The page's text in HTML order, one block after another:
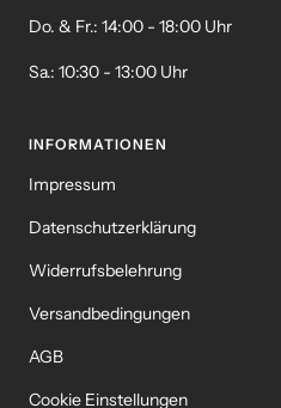
Do. & Fr.: 14:00 - 18:00 Uhr
Sa.: 10:30 - 13:00 Uhr
INFORMATIONEN
Impressum
Datenschutzerklärung
Widerrufsbelehrung
Versandbedingungen
AGB
Cookie Einstellungen